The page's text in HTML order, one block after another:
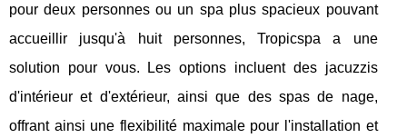
pour deux personnes ou un spa plus spacieux pouvant
accueillir jusqu'à huit personnes, Tropicspa a une
solution pour vous. Les options incluent des jacuzzis
d'intérieur et d'extérieur, ainsi que des spas de nage,
offrant ainsi une flexibilité maximale pour l'installation et